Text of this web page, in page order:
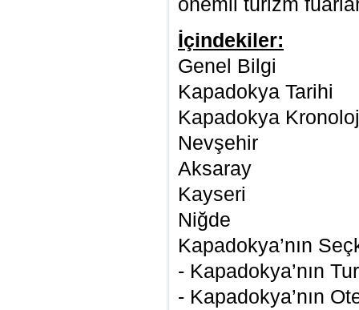
İçindekiler:
Genel Bilgi
Kapadokya Tarihi
Kapadokya
Nevşehir
Aksaray
Kayseri
Niğde
Kapadokya’nın
- Kapadokya’nın
- Kapadokya’nın